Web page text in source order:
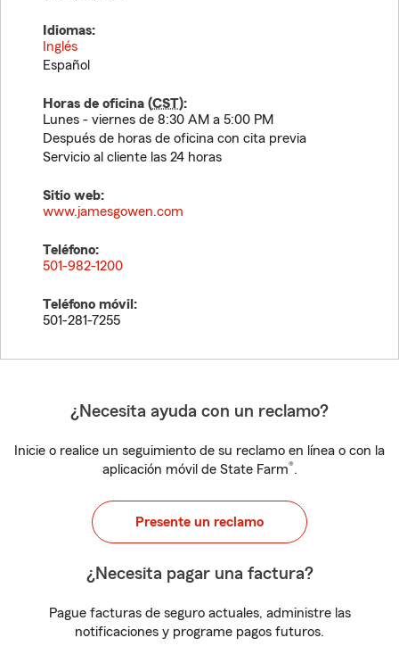
Idiomas:
Inglés
Español
Horas de oficina (CST):
Lunes - viernes de 8:30 AM a 5:00 PM
Después de horas de oficina con cita previa
Servicio al cliente las 24 horas
Sitio web:
www.jamesgowen.com
Teléfono:
501-982-1200
Teléfono móvil:
501-281-7255
¿Necesita ayuda con un reclamo?
Inicie o realice un seguimiento de su reclamo en línea o con la
aplicación móvil de State Farm®.
Presente un reclamo
¿Necesita pagar una factura?
Pague facturas de seguro actuales, administre las
notificaciones y programe pagos futuros.